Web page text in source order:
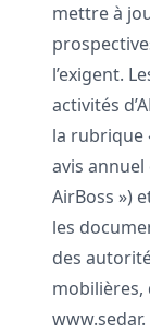
mettre à
l’exigent.
activités
la rubrique
avis annuel
AirBoss »)
les
des
mobilières,
www.sedar.